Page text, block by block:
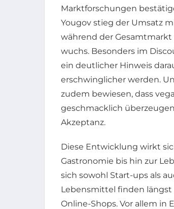
Marktforschungen
Yougov stieg der Umsatz
während der
wuchs. Besonders im
ein deutlicher Hinweis
erschwinglicher werden.
zudem bewiesen, dass
geschmacklich
Akzeptanz.
Diese Entwicklung wirkt
Gastronomie bis hin zur
sich sowohl Start-ups als
Lebensmittel finden längst
Online-Shops. Vor allem in